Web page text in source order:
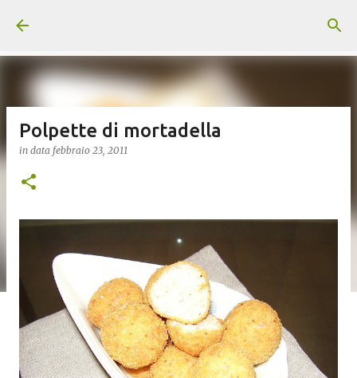
Polpette di mortadella
in data febbraio 23, 2011